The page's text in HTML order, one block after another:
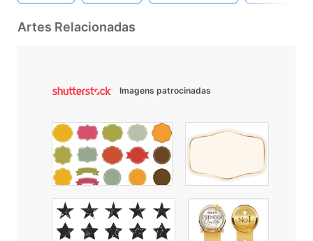
Artes Relacionadas
Imagens patrocinadas